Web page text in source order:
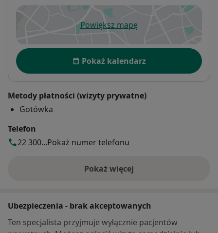
Powiększ mapęotwiera się w nowej karcie
Dostępność
Pokaż kalendarz
Metody płatności (wizyty prywatne)
Gotówka
Telefon
22 300...Pokaż numer telefonu
Pokaż więcej
o adresie
Ubezpieczenia - brak akceptowanych
Ten specjalista przyjmuje wyłącznie pacjentów